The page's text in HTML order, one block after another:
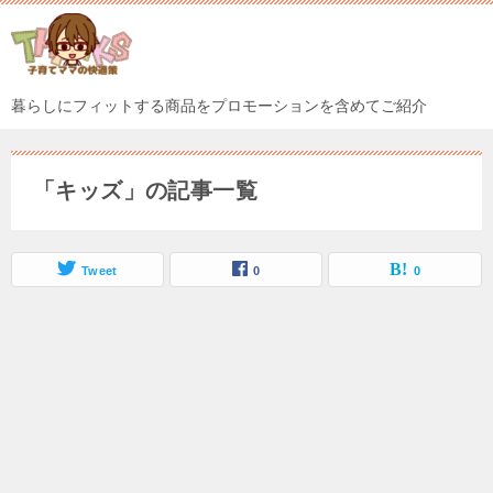
暮らしにフィットする商品をプロモーションを含めてご紹介
「キッズ」の記事一覧
Tweet 0 0